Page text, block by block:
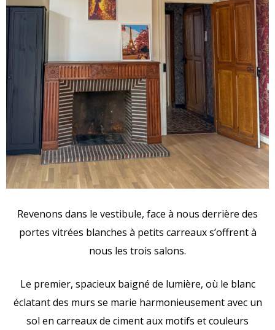
Revenons dans le vestibule, face à nous derrière des
portes vitrées blanches à petits carreaux s’offrent à
nous les trois salons.
Le premier, spacieux baigné de lumière, où le blanc
éclatant des murs se marie harmonieusement avec un
sol en carreaux de ciment aux motifs et couleurs